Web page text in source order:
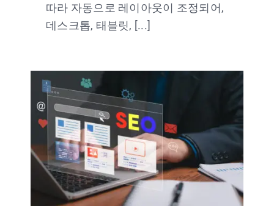
따라 자동으로 레이아웃이 조정되어,
데스크톱, 태블릿, [...]